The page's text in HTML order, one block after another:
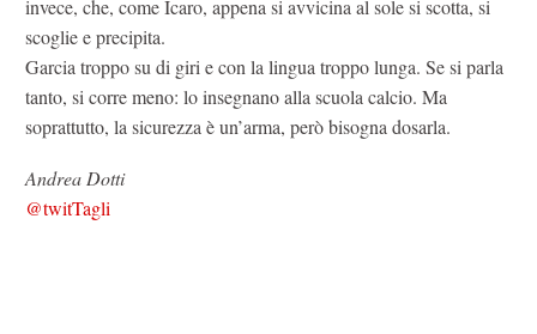
invece, che, come Icaro, appena si avvicina al sole si scotta, si
scoglie e precipita.
Garcia troppo su di giri e con la lingua troppo lunga. Se si parla
tanto, si corre meno: lo insegnano alla scuola calcio. Ma
soprattutto, la sicurezza è un’arma, però bisogna dosarla.
Andrea Dotti
@twitTagli